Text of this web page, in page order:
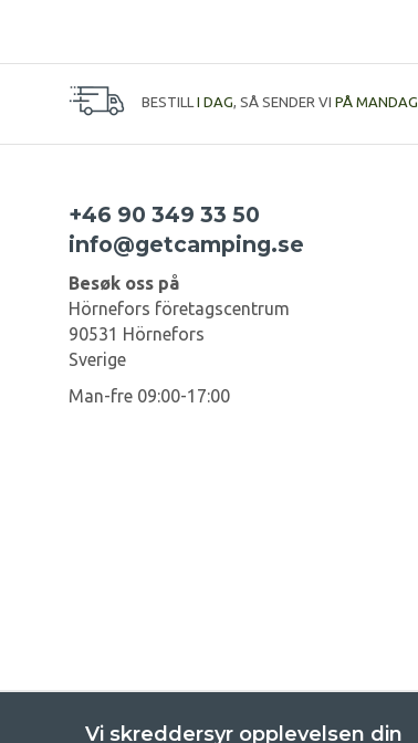
BESTILL I DAG, SÅ SENDER VI PÅ MANDAG
+46 90 349 33 50
info@getcamping.se
Besøk oss på
Hörnefors företagscentrum
90531 Hörnefors
Sverige
Man-fre 09:00-17:00
Vi skreddersyr opplevelsen din